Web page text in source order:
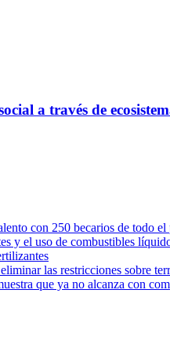
a través de
con 250 becarios de todo el
y el uso de combustibles
las restricciones sobre
que ya no alcanza con